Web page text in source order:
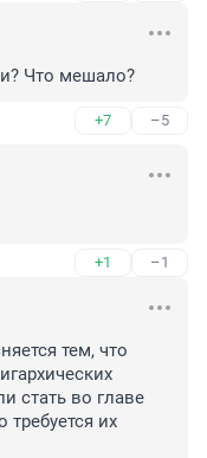
Что мешало?
+7 –5
+1 –1
тем, что
стать во главе
требуется их